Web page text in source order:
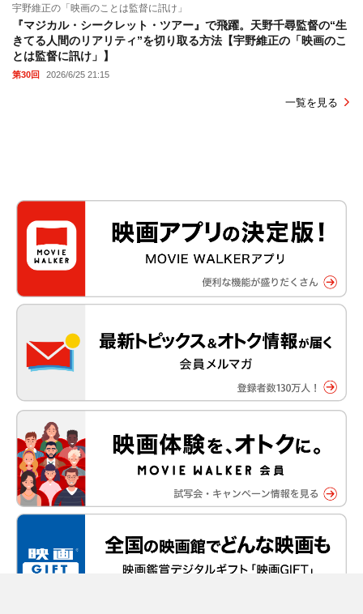
宇野維正の「映画のことは監督に訊け」
『マジカル・シークレット・ツアー』で飛躍。天野千尋監督の“生
きてる人間のリアリティ”を切り取る方法【宇野維正の「映画のこ
とは監督に訊け」】
第30回 2026/6/25 21:15
一覧を見る